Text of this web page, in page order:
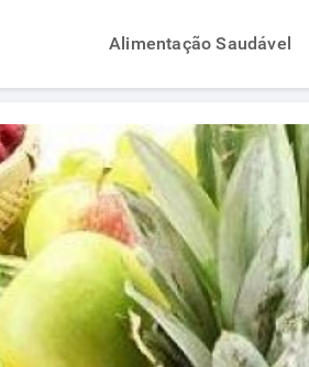
Alimentação Saudável